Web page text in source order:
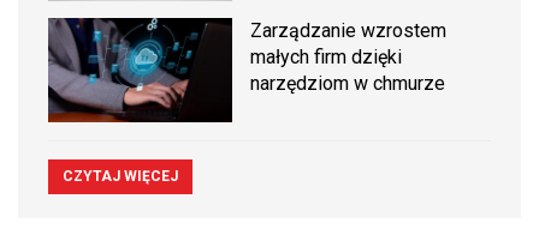
Zarządzanie wzrostem
małych firm dzięki
narzędziom w chmurze
CZYTAJ WIĘCEJ